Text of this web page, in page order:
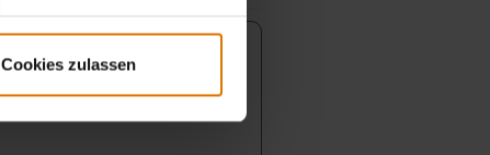
Cookies zulassen